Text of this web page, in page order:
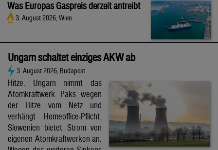
Was Europas Gaspreis derzeit antreibt
3. August 2026, Wien
Ungarn schaltet einziges AKW ab
3. August 2026, Budapest
Hitze. Ungarn nimmt das
Atomkraftwerk Paks wegen
der Hitze vom Netz und
verhängt Homeoffice-Pflicht.
Slowenien bietet Strom von
eigenen Atomkraftwerken an.